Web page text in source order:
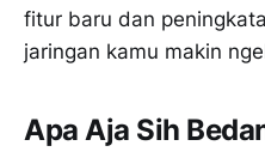
fitur baru dan
jaringan kamu makin
Apa Aja Sih